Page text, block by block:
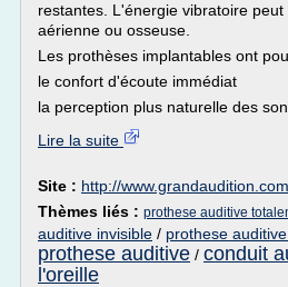
restantes. L'énergie vibratoire
aérienne ou osseuse.
Les prothèses implantables ont
le confort d'écoute immédiat
la perception plus naturelle des
Lire la suite
Site : http://www.grandaudition.com
Thèmes liés : prothese auditive
auditive invisible / prothese
prothese auditive / conduit
l'oreille